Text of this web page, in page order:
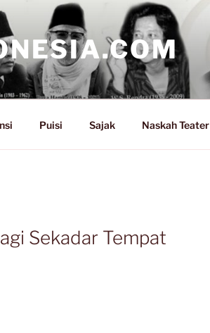
Puisi Sajak Naskah Teater
Sekadar Tempat